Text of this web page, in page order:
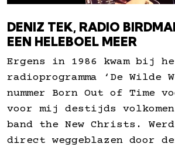
DENIZ TEK, RADIO
EEN HELEBOEL MEER
Ergens in 1986 kwam bij het
radioprogramma ‘De Wilde
nummer Born Out of Time
voor mij destijds volkomen
band the New Christs.
direct weggeblazen door